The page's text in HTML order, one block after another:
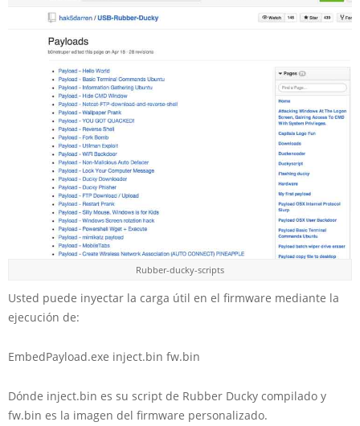
Rubber-ducky-scripts
Usted puede inyectar la carga útil en el firmware mediante la
ejecución de:
EmbedPayload.exe inject.bin fw.bin
Dónde inject.bin es su script de Rubber Ducky compilado y
fw.bin es la imagen del firmware personalizado.